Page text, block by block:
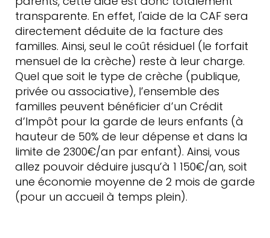
transparente. En effet, l'aide de la CAF sera
directement déduite de la facture des
familles. Ainsi, seul le coût résiduel (le forfait
mensuel de la crèche) reste à leur charge.
Quel que soit le type de crèche (publique,
privée ou associative), l’ensemble des
familles peuvent bénéficier d’un Crédit
d’Impôt pour la garde de leurs enfants (à
hauteur de 50% de leur dépense et dans la
limite de 2300€/an par enfant). Ainsi, vous
allez pouvoir déduire jusqu’à 1 150€/an, soit
une économie moyenne de 2 mois de garde
(pour un accueil à temps plein).